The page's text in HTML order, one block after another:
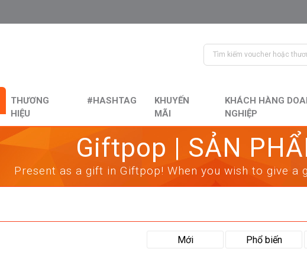
THƯƠNG
HIỆU
#HASHTAG
KHUYẾN
MÃI
KHÁCH HÀNG
NGHIỆP
Giftpop | SẢN
Present as a gift in Giftpop! When you wish to give a
Mới Phổ biến